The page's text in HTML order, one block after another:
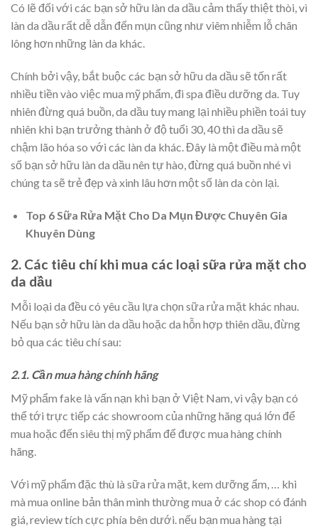
Có lẽ đối với các bạn sở hữu làn da dầu cảm thấy thiệt thòi, vì
làn da dầu rất dễ dẫn đến mụn cũng như viêm nhiễm lỗ chân
lông hơn những làn da khác.
Chính bởi vậy, bắt buộc các bạn sở hữu da dầu sẽ tốn rất
nhiều tiền vào việc mua mỹ phẩm, đi spa điều dưỡng da. Tuy
nhiên đừng quá buồn, da dầu tuy mang lại nhiều phiền toái tuy
nhiên khi bạn trưởng thành ở độ tuổi 30, 40 thì da dầu sẽ
chậm lão hóa so với các làn da khác. Đây là một điều mà một
số bạn sở hữu làn da dầu nên tự hào, đừng quá buồn nhé vì
chúng ta sẽ trẻ đẹp và xinh lâu hơn một số làn da còn lại.
Top 6 Sữa Rửa Mặt Cho Da Mụn Được Chuyên Gia
Khuyên Dùng
2. Các tiêu chí khi mua các loại sữa rửa mặt cho
da dầu
Mỗi loại da đều có yêu cầu lựa chọn sữa rửa mặt khác nhau.
Nếu bạn sở hữu làn da dầu hoặc da hỗn hợp thiên dầu, đừng
bỏ qua các tiêu chí sau:
2.1. Cần mua hàng chính hãng
Mỹ phẩm fake là vấn nạn khi bạn ở Việt Nam, vì vậy bạn có
thể tới trực tiếp các showroom của những hãng quá lớn để
mua hoặc đến siêu thị mỹ phẩm để được mua hàng chính
hãng.
Với mỹ phẩm đặc thù là sữa rửa mặt, kem dưỡng ẩm, … khi
mà mua online bản thân mình thường mua ở các shop có đánh
giá, review tích cực phía bên dưới. nếu bạn mua hàng tại